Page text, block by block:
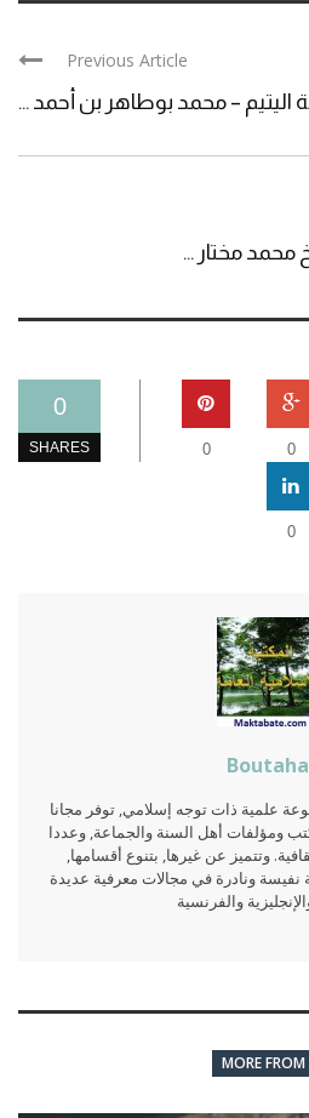
Previous Article
اليتيم – محمد بوطاهر بن أحمد ...
مختار ...
0
SHARES 0
0
0
علمية ذات توجه إسلامي, توفر مجانا
ومؤلفات أهل السنة والجماعة, وعددا
وتتميز عن غيرها, بتنوع أقسامها,
ونادرة في مجالات معرفية عديدة
والفرنسية
MORE